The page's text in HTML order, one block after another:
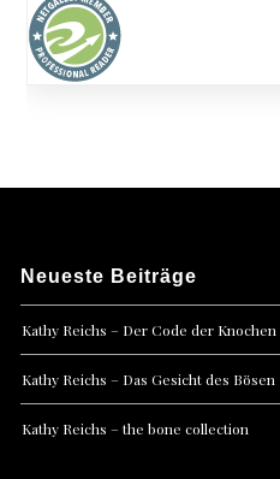
Neueste Beiträge
Kathy Reichs – Der Code der Knochen
Kathy Reichs – Das Gesicht des Bösen
Kathy Reichs – the bone collection